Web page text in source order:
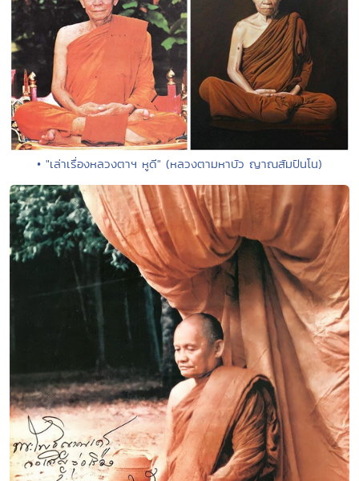
• "เล่าเรื่องหลวงตาฯ หูดี" (หลวงตามหาบัว ญาณสัมปันโน)